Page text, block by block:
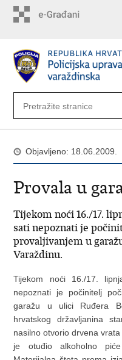
Objavljeno: 18.06.2009.
Provala u
Tijekom noći 16./17.
sati nepoznati je
provaljivanjem u
Varaždinu.
Tijekom noći 16./17.
nepoznati je počinitelj
garažu u ulici Ruđera
hrvatskog državljanina
nasilno otvorio drvena
je otuđio alkoholno